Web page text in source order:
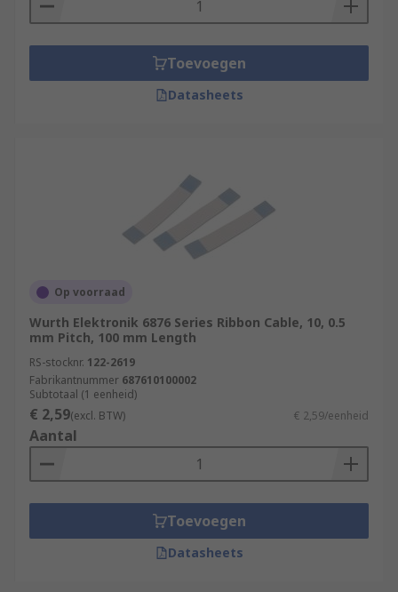
Toevoegen
Datasheets
Op voorraad
Wurth Elektronik 6876 Series Ribbon Cable, 10, 0.5
mm Pitch, 100 mm Length
RS-stocknr. 122-2619
Fabrikantnummer 687610100002
Subtotaal (1 eenheid)
€ 2,59(excl. BTW) € 2,59/eenheid
Aantal
Toevoegen
Datasheets